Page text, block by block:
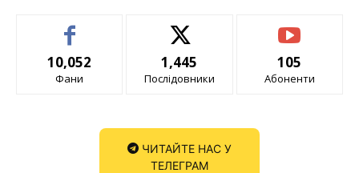
10,052
Фани
1,445
Послідовники
105
Абоненти
ЧИТАЙТЕ НАС У
ТЕЛЕГРАМ